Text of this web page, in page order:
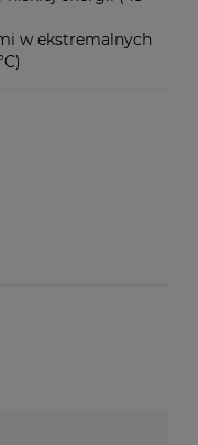
w ekstremalnych